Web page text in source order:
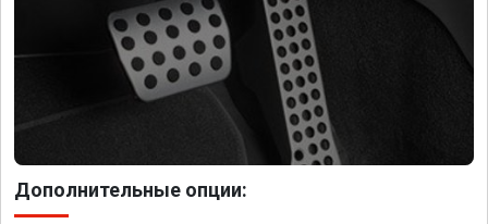
Дополнительные опции: